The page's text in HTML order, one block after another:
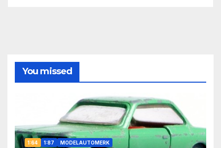
You missed
1:64 1:87 MODELAUTOMERK